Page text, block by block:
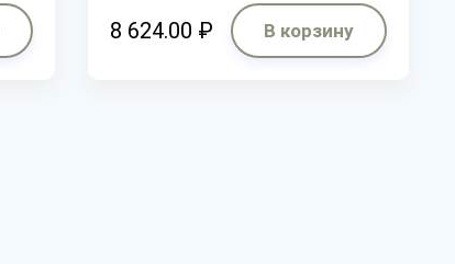
8 624.00 ₽ В корзину